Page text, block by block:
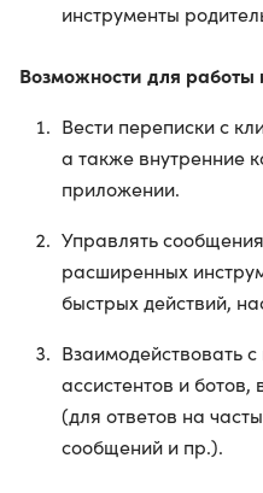
инструменты
Возможности для работы
Вести переписки с
а также внутренние
приложении.
Управлять
расширенных
быстрых действий,
Взаимодействовать
ассистентов и
(для ответов на
сообщений и пр.).